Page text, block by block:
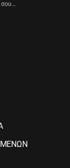
σου…